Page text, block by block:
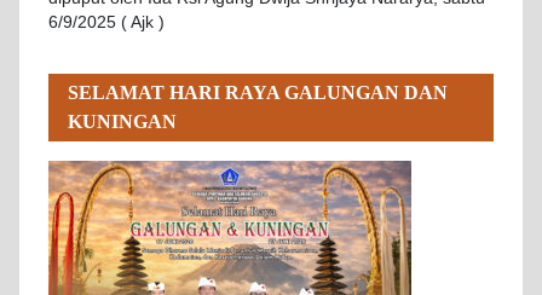
6/9/2025 ( Ajk )
SELAMAT HARI RAYA GALUNGAN DAN
KUNINGAN